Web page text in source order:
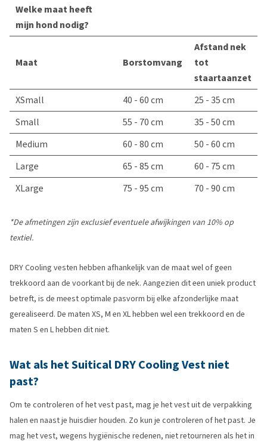
Welke maat heeft
mijn hond nodig?
Maat Borstomvang
Afstand nek
tot
staartaanzet
XSmall
40 - 60 cm
25 - 35 cm
Small
55 - 70 cm
35 - 50 cm
Medium
60 - 80 cm
50 - 60 cm
Large
65 - 85 cm
60 - 75 cm
XLarge
75 - 95 cm 70 - 90 cm
*De afmetingen zijn exclusief eventuele afwijkingen van 10% op
textiel.
DRY Cooling vesten hebben afhankelijk van de maat wel of geen
trekkoord aan de voorkant bij de nek. Aangezien dit een uniek product
betreft, is de meest optimale pasvorm bij elke afzonderlijke maat
gerealiseerd. De maten XS, M en XL hebben wel een trekkoord en de
maten S en L hebben dit niet.
Wat als het Suitical DRY Cooling Vest niet
past?
Om te controleren of het vest past, mag je het vest uit de verpakking
halen en naast je huisdier houden. Zo kun je controleren of het past. Je
mag het vest, wegens hygiënische redenen, niet retourneren als het in